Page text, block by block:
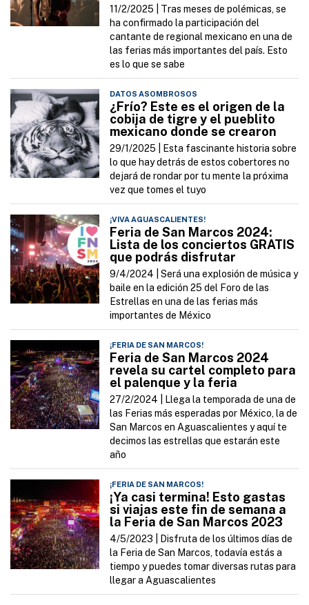
11/2/2025 | Tras meses de polémicas, se
ha confirmado la participación del
cantante de regional mexicano en una de
las ferias más importantes del país. Esto
es lo que se sabe
DATOS ASOMBROSOS
¿Frío? Este es el origen de la
cobija de tigre y el pueblito
mexicano donde se crearon
29/1/2025 |
Esta fascinante historia sobre
lo que hay detrás de estos cobertores no
dejará de rondar por tu mente la próxima
vez que tomes el tuyo
¡VIVA AGUASCALIENTES!
Feria de San Marcos 2024:
Lista de los conciertos GRATIS
que podrás disfrutar
9/4/2024 |Será una explosión de música y
baile en la edición 25 del Foro de las
Estrellas en una de las ferias más
importantes de México
¡FERIA DE SAN MARCOS!
Feria de San Marcos 2024
revela su cartel completo para
el palenque y la feria
27/2/2024 |
Llega la temporada de una de
las Ferias más esperadas por México, la de
San Marcos en Aguascalientes y aquí te
decimos las estrellas que estarán este
año
¡FERIA DE SAN MARCOS!
¡Ya casi termina! Esto gastas
si viajas este fin de semana a
la Feria de San Marcos 2023
4/5/2023 |
Disfruta de los últimos días de
la Feria de San Marcos, todavía estás a
tiempo y puedes tomar diversas rutas para
llegar a Aguascalientes